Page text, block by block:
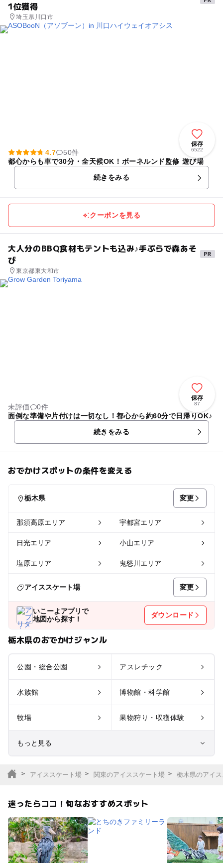
1位獲得
埼玉県川口市
保存
6522
4.7
50件
都心からも車で30分・全天候OK！ボーネルンド監修 遊び場
続きをみる
クーポンを見る
大人分のBBQ食材もテントも込み♪手ぶらで森あそ
び
東京都東大和市
保存
87
未評価
0件
面倒な準備や片付けは一切なし！都心から約60分で日帰りOK♪
続きをみる
おでかけスポットの条件を変える
栃木県 変更
那須高原エリア 宇都宮エリア
日光エリア 小山エリア
塩原エリア 鬼怒川エリア
アイススケート場 変更
いこーよアプリで
地図から探す！
ダウンロード
栃木県のおでかけジャンル
公園・総合公園 アスレチック
水族館 博物館・科学館
牧場 果物狩り・収穫体験
もっと見る
サファリパーク
植物園・フラワーパー
ク
キャンプ場
アイススケート場 関東のアイススケート場 栃木県のアイ
迷ったらココ！旬なおすすめスポット